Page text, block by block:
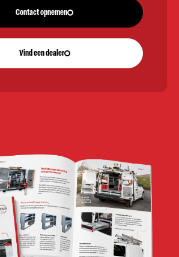
Contact opnemen
Vind een dealer